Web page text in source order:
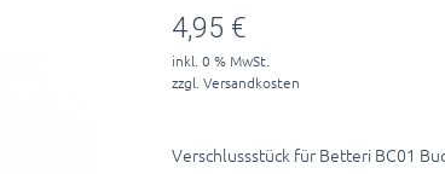
4,95 €
inkl. 0 % MwSt.
zzgl.Versandkosten
Verschlussstück für Betteri BC01